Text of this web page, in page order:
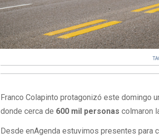
Franco Colapinto protagonizó este domingo
donde cerca de 600 mil personascolmaron
Desde enAgenda estuvimos presentes para